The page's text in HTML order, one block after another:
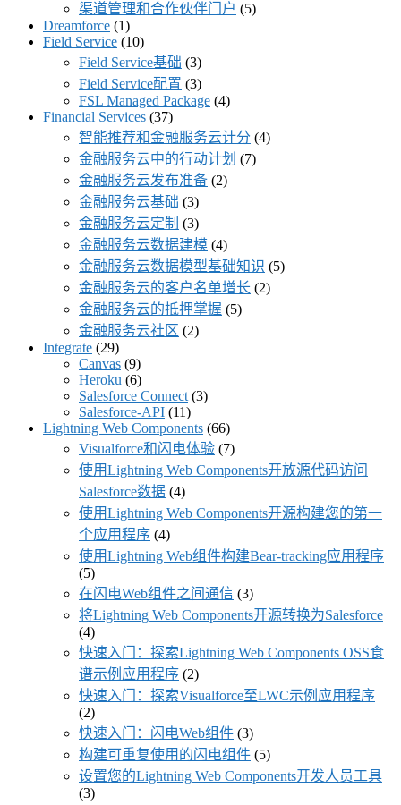
渠道管理和合作伙伴门户 (5)
Dreamforce (1)
Field Service (10)
Field Service基础 (3)
Field Service配置 (3)
FSL Managed Package (4)
Financial Services (37)
智能推荐和金融服务云计分 (4)
金融服务云中的行动计划 (7)
金融服务云发布准备 (2)
金融服务云基础 (3)
金融服务云定制 (3)
金融服务云数据建模 (4)
金融服务云数据模型基础知识 (5)
金融服务云的客户名单增长 (2)
金融服务云的抵押掌握 (5)
金融服务云社区 (2)
Integrate (29)
Canvas (9)
Heroku (6)
Salesforce Connect (3)
Salesforce-API (11)
Lightning Web Components (66)
Visualforce和闪电体验 (7)
使用Lightning Web Components开放源代码访问
Salesforce数据 (4)
使用Lightning Web Components开源构建您的第一
个应用程序 (4)
使用Lightning Web组件构建Bear-tracking应用程序
(5)
在闪电Web组件之间通信 (3)
将Lightning Web Components开源转换为Salesforce
(4)
快速入门：探索Lightning Web Components OSS食
谱示例应用程序 (2)
快速入门：探索Visualforce至LWC示例应用程序
(2)
快速入门：闪电Web组件 (3)
构建可重复使用的闪电组件 (5)
设置您的Lightning Web Components开发人员工具
(3)